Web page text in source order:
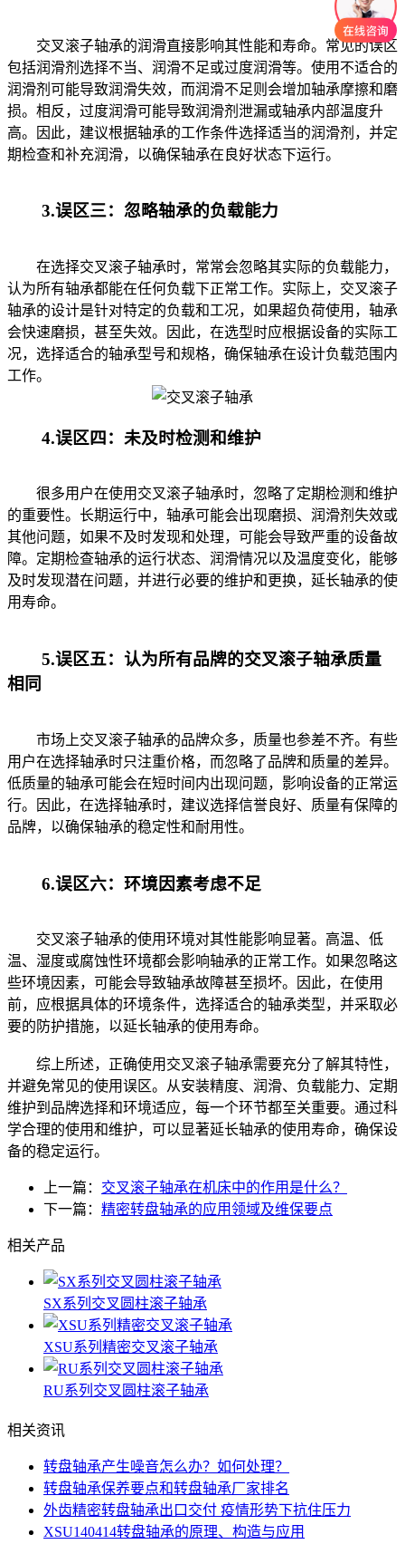
交叉滚子轴承的润滑直接影响其性能和寿命。常见的误区
包括润滑剂选择不当、润滑不足或过度润滑等。使用不适合的
润滑剂可能导致润滑失效，而润滑不足则会增加轴承摩擦和磨
损。相反，过度润滑可能导致润滑剂泄漏或轴承内部温度升
高。因此，建议根据轴承的工作条件选择适当的润滑剂，并定
期检查和补充润滑，以确保轴承在良好状态下运行。
3.误区三：忽略轴承的负载能力
在选择交叉滚子轴承时，常常会忽略其实际的负载能力，
认为所有轴承都能在任何负载下正常工作。实际上，交叉滚子
轴承的设计是针对特定的负载和工况，如果超负荷使用，轴承
会快速磨损，甚至失效。因此，在选型时应根据设备的实际工
况，选择适合的轴承型号和规格，确保轴承在设计负载范围内
工作。
4.误区四：未及时检测和维护
很多用户在使用交叉滚子轴承时，忽略了定期检测和维护
的重要性。长期运行中，轴承可能会出现磨损、润滑剂失效或
其他问题，如果不及时发现和处理，可能会导致严重的设备故
障。定期检查轴承的运行状态、润滑情况以及温度变化，能够
及时发现潜在问题，并进行必要的维护和更换，延长轴承的使
用寿命。
5.误区五：认为所有品牌的交叉滚子轴承质量
相同
市场上交叉滚子轴承的品牌众多，质量也参差不齐。有些
用户在选择轴承时只注重价格，而忽略了品牌和质量的差异。
低质量的轴承可能会在短时间内出现问题，影响设备的正常运
行。因此，在选择轴承时，建议选择信誉良好、质量有保障的
品牌，以确保轴承的稳定性和耐用性。
6.误区六：环境因素考虑不足
交叉滚子轴承的使用环境对其性能影响显著。高温、低
温、湿度或腐蚀性环境都会影响轴承的正常工作。如果忽略这
些环境因素，可能会导致轴承故障甚至损坏。因此，在使用
前，应根据具体的环境条件，选择适合的轴承类型，并采取必
要的防护措施，以延长轴承的使用寿命。
综上所述，正确使用交叉滚子轴承需要充分了解其特性，
并避免常见的使用误区。从安装精度、润滑、负载能力、定期
维护到品牌选择和环境适应，每一个环节都至关重要。通过科
学合理的使用和维护，可以显著延长轴承的使用寿命，确保设
备的稳定运行。
上一篇： 交叉滚子轴承在机床中的作用是什么？
下一篇： 精密转盘轴承的应用领域及维保要点
相关产品
SX系列交叉圆柱滚子轴承
XSU系列精密交叉滚子轴承
RU系列交叉圆柱滚子轴承
相关资讯
转盘轴承产生噪音怎么办？如何处理？
转盘轴承保养要点和转盘轴承厂家排名
外齿精密转盘轴承出口交付 疫情形势下抗住压力
XSU140414转盘轴承的原理、构造与应用